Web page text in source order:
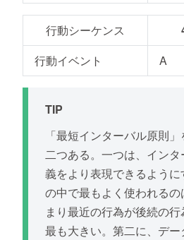
行動シーケンス
行動イベント
A
TIP
「最短インターバル原則
二つある。一つは、イン
義をより表現できるよう
の中で最もよく使われる
まり最近の行為が後続の
最も大きい。第二に、デ